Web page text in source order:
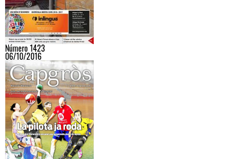
Número 1423
06/10/2016